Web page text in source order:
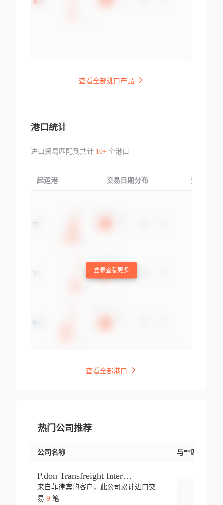
查看全部进口产品
港口统计
进口贸易匹配到共计 10+个港口
起运港 交易日期分布 交易产品
登录查看更多
查看全部港口
热门公司推荐
公司名称 与**匹配交易
P.don Transfreight International
来自菲律宾的客户，此公司累计进口交
易 9 笔